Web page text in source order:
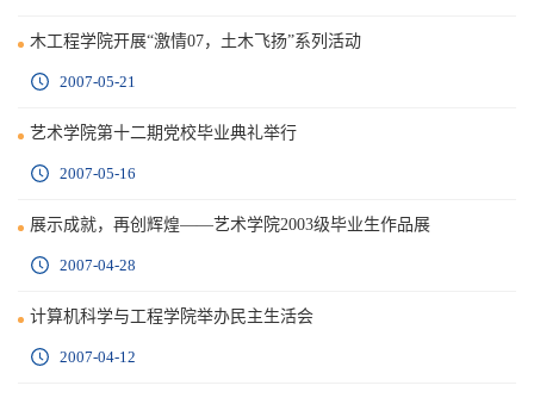
木工程学院开展“激情07，土木飞扬”系列活动
2007-05-21
艺术学院第十二期党校毕业典礼举行
2007-05-16
展示成就，再创辉煌——艺术学院2003级毕业生作品展
2007-04-28
计算机科学与工程学院举办民主生活会
2007-04-12